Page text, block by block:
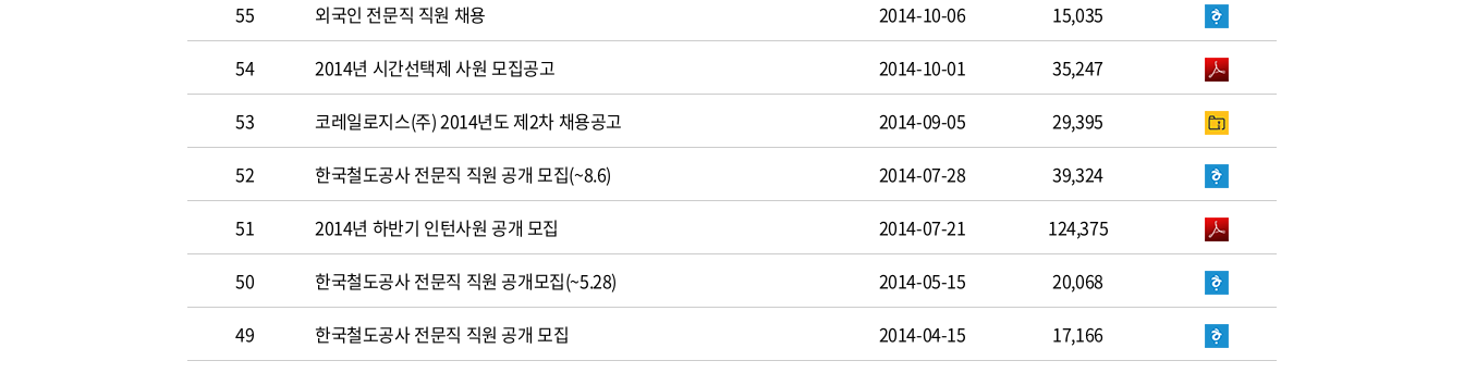
55 외국인 전문직 직원 채용 2014-10-06 15,035
54 2014년 시간선택제 사원 모집공고 2014-10-01 35,247
53 코레일로지스(주) 2014년도 제2차 채용공고 2014-09-05 29,395
52 한국철도공사 전문직 직원 공개 모집(~8.6) 2014-07-28 39,324
51 2014년 하반기 인턴사원 공개 모집 2014-07-21 124,375
50 한국철도공사 전문직 직원 공개모집(~5.28) 2014-05-15 20,068
49 한국철도공사 전문직 직원 공개 모집 2014-04-15 17,166